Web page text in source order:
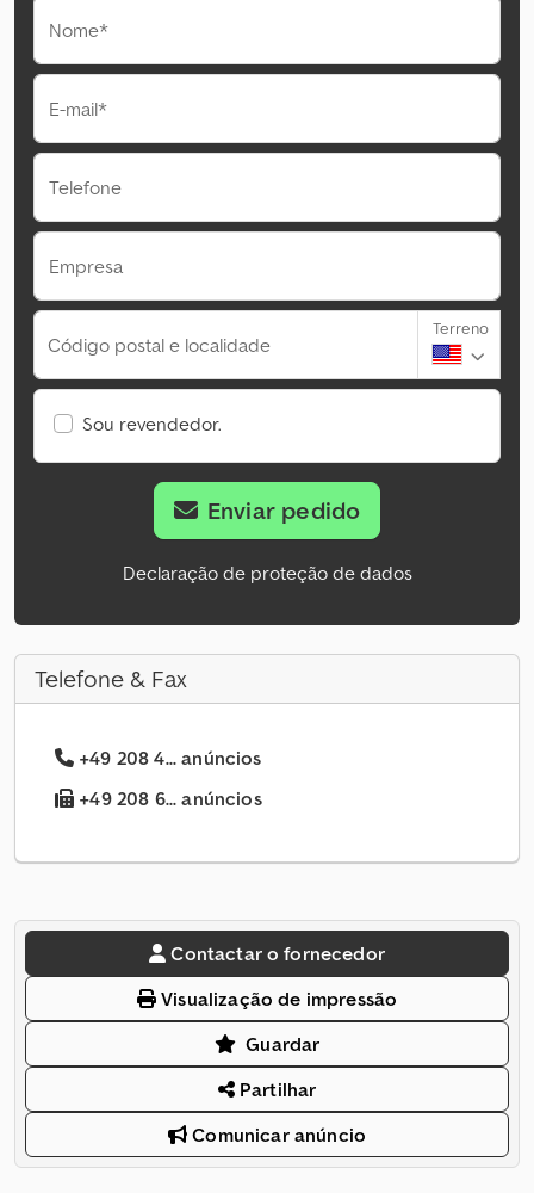
Nome*
E-mail*
Telefone
Empresa
Código postal e localidade
Terreno
Sou revendedor.
Enviar pedido
Declaração de proteção de dados
Telefone & Fax
+49 208 4... anúncios
+49 208 6... anúncios
Contactar o fornecedor
Visualização de impressão
Guardar
Partilhar
Comunicar anúncio